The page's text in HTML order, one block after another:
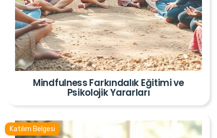
Mindfulness Farkındalık Eğitimi ve
Psikolojik Yararları
Katılım Belgesi